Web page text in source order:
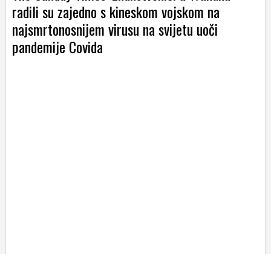
radili su zajedno s kineskom vojskom na
najsmrtonosnijem virusu na svijetu uoči
pandemije Covida